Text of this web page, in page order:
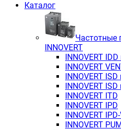
Каталог
Частотные
INNOVERT
INNOVERT
INNOVERT
INNOVERT
INNOVERT
INNOVERT ITD
INNOVERT IРD
INNOVERT
INNOVERT